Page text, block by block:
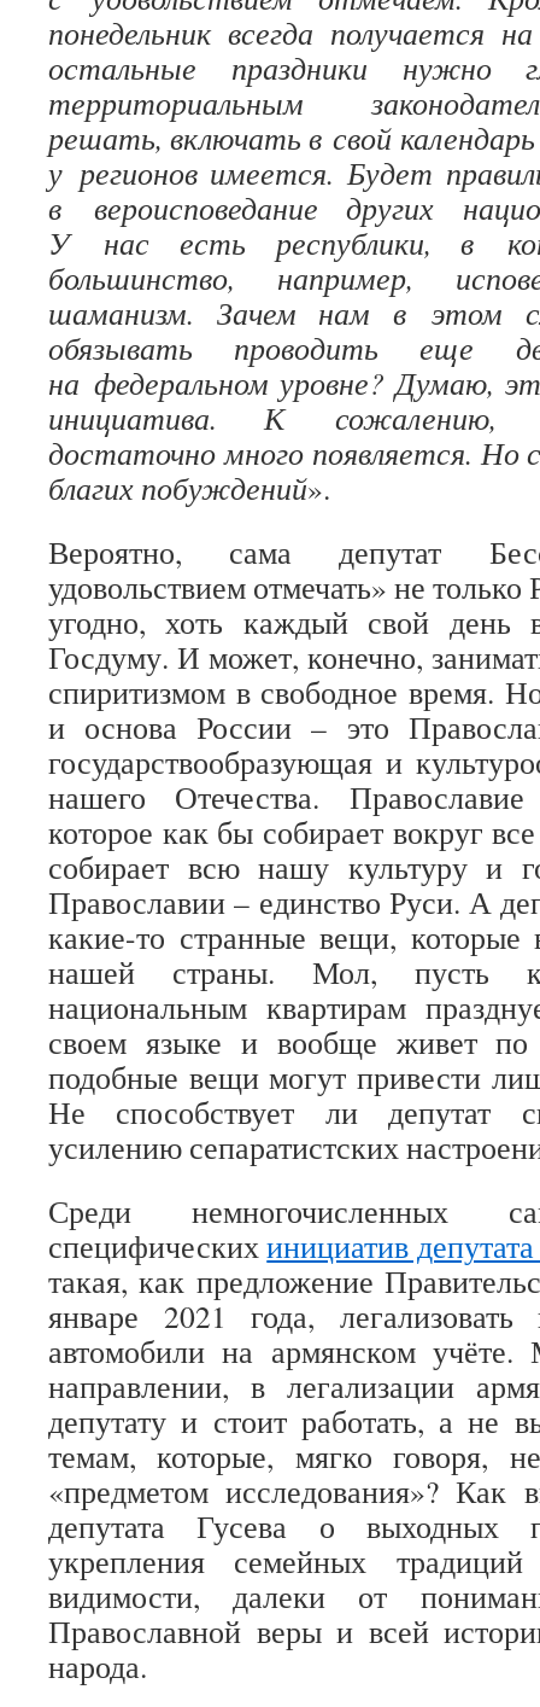
понедельник всегда получается
остальные праздники нужно
территориальным
решать, включать в свой
у регионов имеется. Будет
в вероисповедание других
У нас есть республики, в
большинство, например,
шаманизм. Зачем нам в этом
обязывать проводить еще
на федеральном уровне? Думаю,
инициатива. К сожалению,
достаточно много появляется. Но
благих побуждений».
Вероятно, сама депутат
удовольствием отмечать» не только
угодно, хоть каждый свой день
Госдуму. И может, конечно,
спиритизмом в свободное время.
и основа России – это
государствообразующая и
нашего Отечества.
которое как бы собирает вокруг
собирает всю нашу культуру и
Православии – единство Руси. А
какие-то странные вещи,
нашей страны. Мол, пусть
национальным квартирам
своем языке и вообще живет
подобные вещи могут привести
Не способствует ли депутат
усилению сепаратистских
Среди немногочисленных
специфическихинициатив
такая, как предложение
январе 2021 года,
автомобили на армянском
направлении, в легализации
депутату и стоит работать, а не
темам, которые, мягко говоря,
«предметом исследования»? Как
депутата Гусева о выходных
укрепления семейных
видимости, далеки от
Православной веры и всей
народа.